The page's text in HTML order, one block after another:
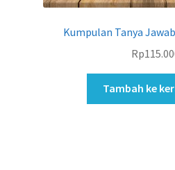
Kumpulan Tanya
Rp
Tambah ke